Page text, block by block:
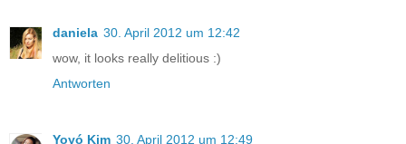
daniela 30. April 2012 um 12:42
wow, it looks really delitious :)
Antworten
Yoyó Kim 30. April 2012 um 12:49